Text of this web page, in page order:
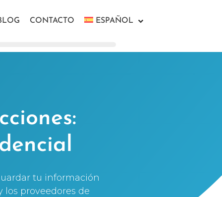
CONTACTO ESPAÑOL
tu información
los proveedores de